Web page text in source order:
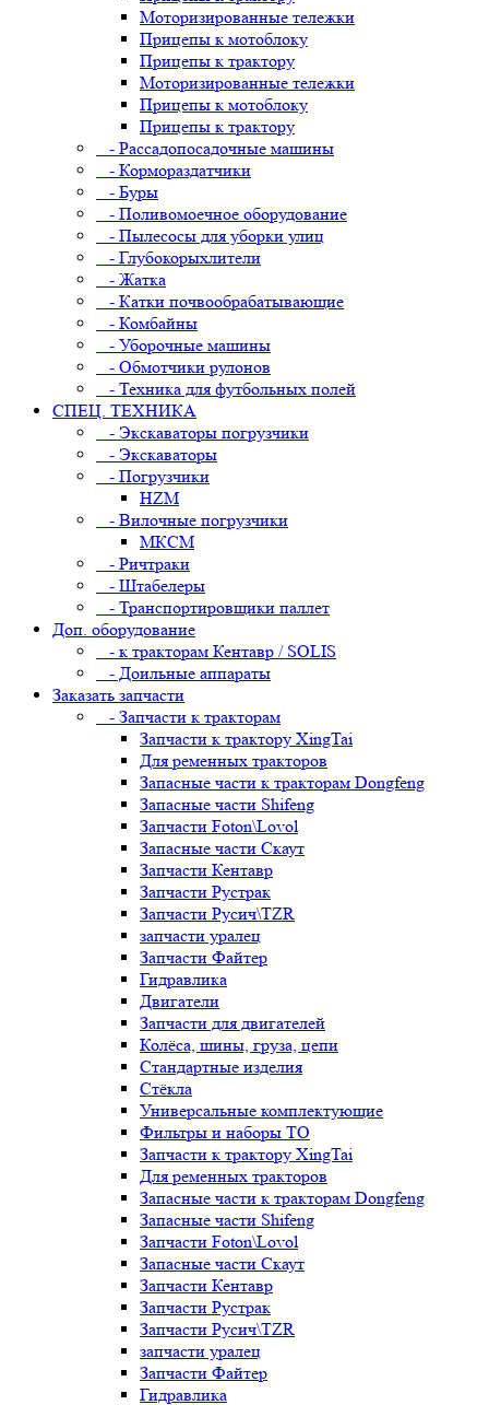
Моторизированные тележки
Прицепы к мотоблоку
Прицепы к трактору
Моторизированные тележки
Прицепы к мотоблоку
Прицепы к трактору
- Рассадопосадочные машины
- Кормораздатчики
- Буры
- Поливомоечное оборудование
- Пылесосы для уборки улиц
- Глубокорыхлители
- Жатка
- Катки почвообрабатывающие
- Комбайны
- Уборочные машины
- Обмотчики рулонов
- Техника для футбольных полей
СПЕЦ. ТЕХНИКА
- Экскаваторы погрузчики
- Экскаваторы
- Погрузчики
HZM
- Вилочные погрузчики
МКСМ
- Ричтраки
- Штабелеры
- Транспортировщики паллет
Доп. оборудование
- к тракторам Кентавр / SOLIS
- Доильные аппараты
Заказать запчасти
- Запчасти к тракторам
Запчасти к трактору XingTai
Для ременных тракторов
Запасные части к тракторам Dongfeng
Запасные части Shifeng
Запчасти Foton\Lovol
Запасные части Скаут
Запчасти Кентавр
Запчасти Рустрак
Запчасти Русич\TZR
запчасти уралец
Запчасти Файтер
Гидравлика
Двигатели
Запчасти для двигателей
Колёса, шины, груза, цепи
Стандартные изделия
Стёкла
Универсальные комплектующие
Фильтры и наборы ТО
Запчасти к трактору XingTai
Для ременных тракторов
Запасные части к тракторам Dongfeng
Запасные части Shifeng
Запчасти Foton\Lovol
Запасные части Скаут
Запчасти Кентавр
Запчасти Рустрак
Запчасти Русич\TZR
запчасти уралец
Запчасти Файтер
Гидравлика